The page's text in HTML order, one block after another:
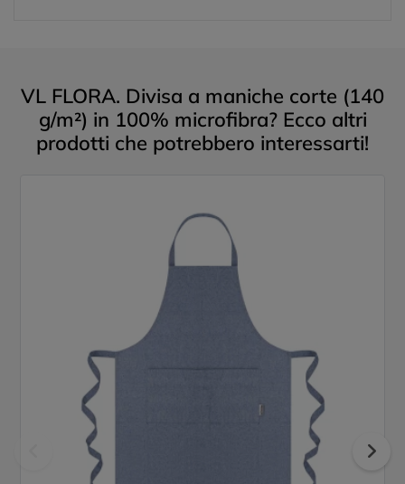
VL FLORA. Divisa a maniche corte (140
g/m²) in 100% microfibra? Ecco altri
prodotti che potrebbero interessarti!